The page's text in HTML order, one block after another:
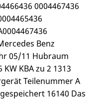
0004467436
Benz
05/11 Hubraum
KBA zu 2 1313
Teilenummer A
16140 Das